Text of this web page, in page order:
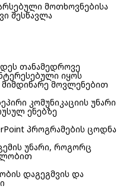
მოთხოვნებისა
შესწავლა
თანამედროვე
იყოს
მოვლენებით
კომუნიკაციის უნარი
ენებზე
პროგრამების ცოდნა
უნარი, როგორც
დაგეგმვის და